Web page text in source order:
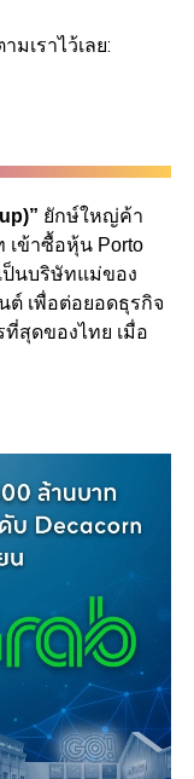
เราไว้เลย:
ยักษ์ใหญ่ค้า
เข้าซื้อหุ้น Porto
ป็นบริษัทแม่ของ
ต์ เพื่อต่อยอดธุรกิจ
สุดของไทย เมื่อ